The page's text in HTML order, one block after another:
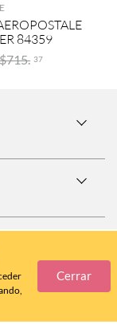
Cerrar
84359
$715. 37